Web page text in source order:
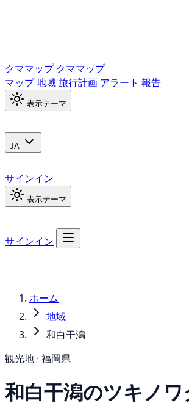
クママップ クママップ
マップ地域旅行計画 アラート 報告
表示テーマ
JA
サインイン
表示テーマ
サインイン
ホーム
地域
和白干潟
観光地 · 福岡県
和白干潟のツキノワ